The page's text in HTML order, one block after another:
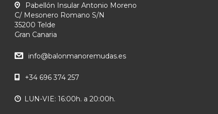
Pabellón Insular Antonio Moreno
C/ Mesonero Romano S/N
35200 Telde
Gran Canaria
info@balonmanoremudas.es
+34 696 374 257
LUN-VIE: 16:00h. a 20:00h.